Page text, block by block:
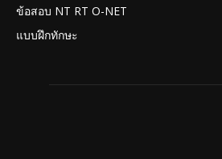
ข้อสอบ NT RT O-NET
แบบฝึกทักษะ